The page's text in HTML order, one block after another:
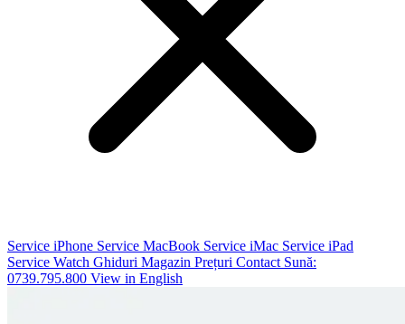
Service iPhone Service MacBook Service iMac Service iPad
Service Watch Ghiduri Magazin Prețuri Contact Sună:
0739.795.800 View in English